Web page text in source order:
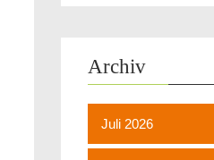
Archiv
Juli 2026